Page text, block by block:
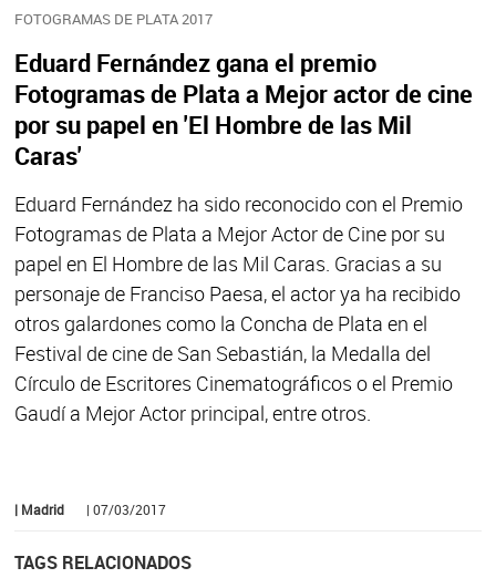
FOTOGRAMAS DE PLATA 2017
Eduard Fernández gana el premio
Fotogramas de Plata a Mejor actor de cine
por su papel en 'El Hombre de las Mil
Caras'
Eduard Fernández ha sido reconocido con el Premio
Fotogramas de Plata a Mejor Actor de Cine por su
papel en El Hombre de las Mil Caras. Gracias a su
personaje de Franciso Paesa, el actor ya ha recibido
otros galardones como la Concha de Plata en el
Festival de cine de San Sebastián, la Medalla del
Círculo de Escritores Cinematográficos o el Premio
Gaudí a Mejor Actor principal, entre otros.
| Madrid | 07/03/2017
TAGS RELACIONADOS